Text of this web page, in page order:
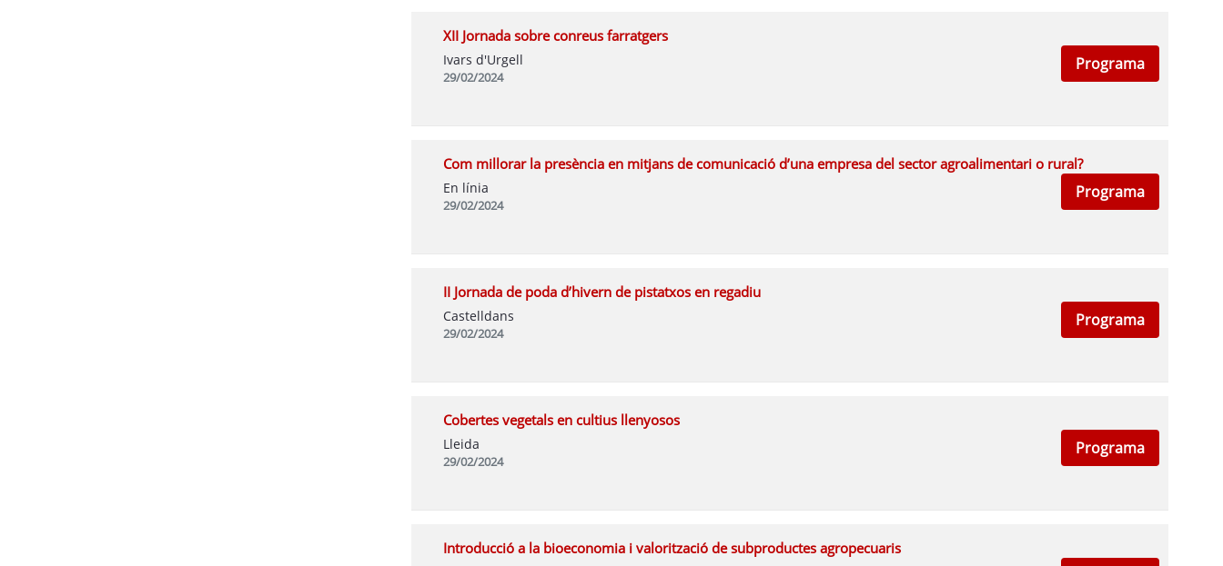
XII Jornada sobre conreus farratgers
Ivars d'Urgell
29/02/2024
Programa
Com millorar la presència en mitjans de comunicació d’una empresa del sector agroalimentari o rural?
En línia
29/02/2024
Programa
II Jornada de poda d’hivern de pistatxos en regadiu
Castelldans
29/02/2024
Programa
Cobertes vegetals en cultius llenyosos
Lleida
29/02/2024
Programa
Introducció a la bioeconomia i valorització de subproductes agropecuaris